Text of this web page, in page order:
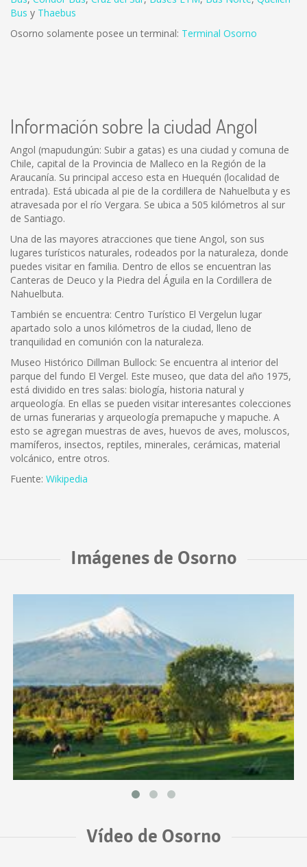
Bus y Thaebus
Osorno solamente posee un terminal: Terminal Osorno
Información sobre la ciudad Angol
Angol (mapudungún: Subir a gatas) es una ciudad y comuna de
Chile, capital de la Provincia de Malleco en la Región de la
Araucanía. Su principal acceso esta en Huequén (localidad de
entrada). Está ubicada al pie de la cordillera de Nahuelbuta y es
atravesada por el río Vergara. Se ubica a 505 kilómetros al sur
de Santiago.
Una de las mayores atracciones que tiene Angol, son sus
lugares turísticos naturales, rodeados por la naturaleza, donde
puedes visitar en familia. Dentro de ellos se encuentran las
Canteras de Deuco y la Piedra del Águila en la Cordillera de
Nahuelbuta.
También se encuentra: Centro Turístico El Vergelun lugar
apartado solo a unos kilómetros de la ciudad, lleno de
tranquilidad en comunión con la naturaleza.
Museo Histórico Dillman Bullock: Se encuentra al interior del
parque del fundo El Vergel. Este museo, que data del año 1975,
está dividido en tres salas: biología, historia natural y
arqueología. En ellas se pueden visitar interesantes colecciones
de urnas funerarias y arqueología premapuche y mapuche. A
esto se agregan muestras de aves, huevos de aves, moluscos,
mamíferos, insectos, reptiles, minerales, cerámicas, material
volcánico, entre otros.
Fuente: Wikipedia
Imágenes de Osorno
Vídeo de Osorno